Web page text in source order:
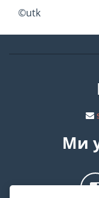
©utk
Ми